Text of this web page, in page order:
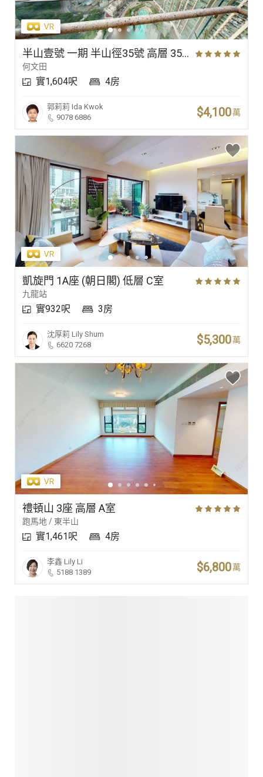
半山壹號 一期 半山徑35號 高層 35室
何文田
實1,604呎 4房
郭莉莉 Ida Kwok
9078 6886
$4,100萬
凱旋門 1A座 (朝日閣) 低層 C室
九龍站
實932呎 3房
沈厚莉 Lily Shum
6620 7268
$5,300萬
禮頓山 3座 高層 A室
跑馬地 / 東半山
實1,461呎 4房
李鑫 Lily Li
5188 1389
$6,800萬